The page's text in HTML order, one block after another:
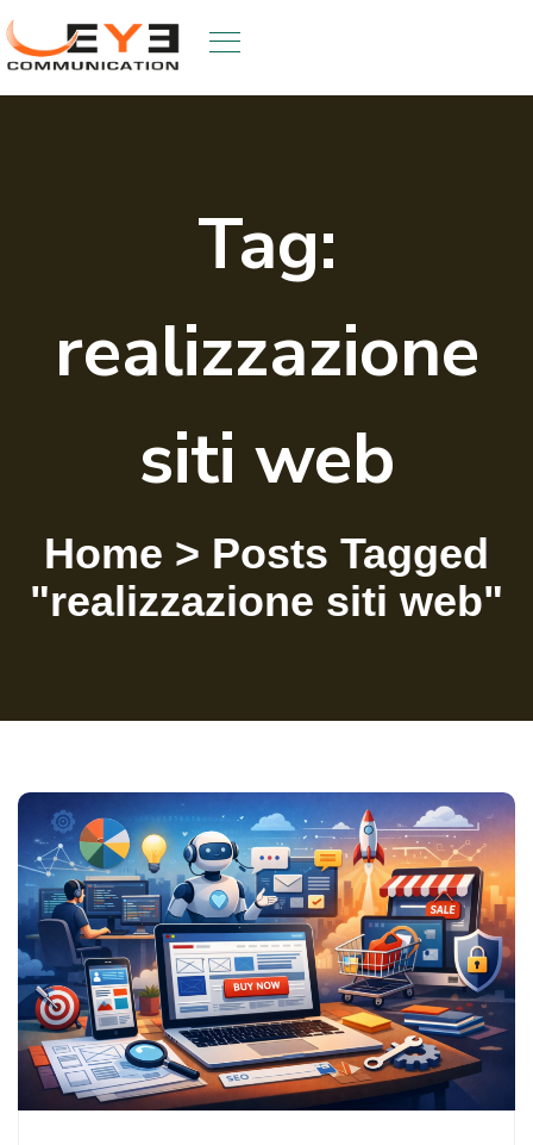
Skip
to
Tag:
realizzazione
siti web
Home > Posts Tagged
"realizzazione siti web"